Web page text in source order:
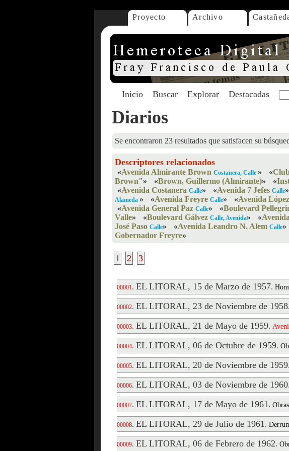
Proyecto Archivo
Inicio Buscar Explorar Destacadas
Diarios
Se encontraron 23 resultados que satisfacen su
Descriptores relacionados
«Avenida Almirante Brown Costanera, Calle » «
Brown"» «Brown, Guillermo (Almirante)» «
«Avenida Costanera Calle» «Avenida 7 Jefes Calle»
Alameda » «Avenida Freyre Calle» «Avenida
«Avenida General Paz Calle» «Boulevard
Valle» «Boulevard Gálvez Calle, Avenida» «
José Paso Calle» «Avenida Leandro N. Alem Calle»
Gobernador Freyre»
1 2 3
00001. EL LITORAL, 15 de Marzo de 1957.
00002. EL LITORAL, 23 de Noviembre de 1958.
00003. EL LITORAL, 21 de Mayo de 1959.
00004. EL LITORAL, 06 de Octubre de 1959.
00005. EL LITORAL, 20 de Noviembre de 1959.
00006. EL LITORAL, 03 de Noviembre de 1960.
00007. EL LITORAL, 17 de Mayo de 1961.
00008. EL LITORAL, 29 de Julio de 1961.
00009. EL LITORAL, 06 de Febrero de 1962.